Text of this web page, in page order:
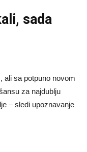
sada
ali sa potpuno novom
za najdublju
– sledi upoznavanje